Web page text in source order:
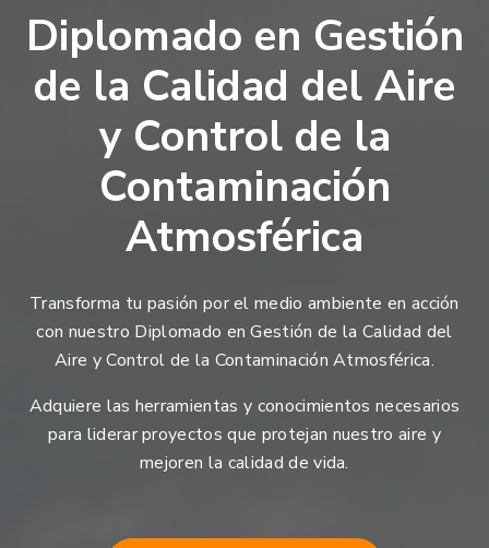
Diplomado en Gestión
de la Calidad del Aire
y Control de la
Contaminación
Atmosférica
Transforma tu pasión por el medio ambiente en acción
con nuestro Diplomado en Gestión de la Calidad del
Aire y Control de la Contaminación Atmosférica.
Adquiere las herramientas y conocimientos necesarios
para liderar proyectos que protejan nuestro aire y
mejoren la calidad de vida.